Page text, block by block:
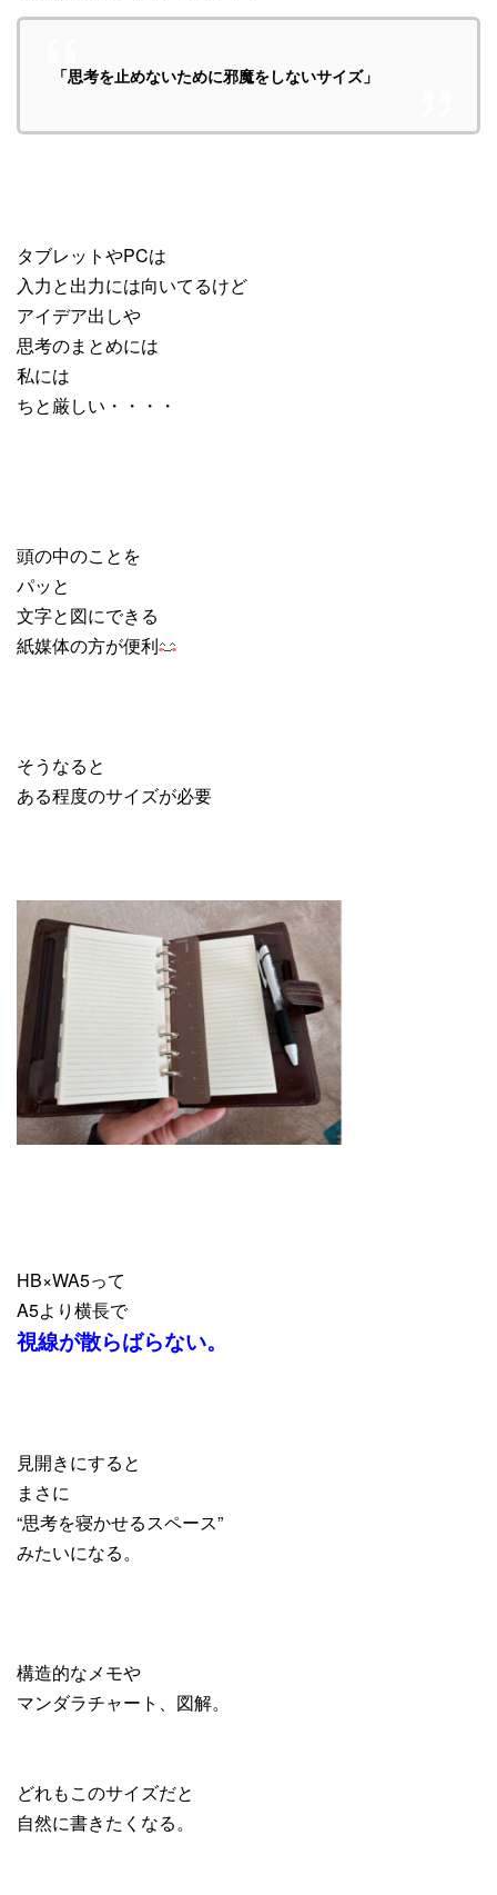
「思考を止めないために邪魔をしないサイズ」
タブレットやPCは
入力と出力には向いてるけど
アイデア出しや
思考のまとめには
私には
ちと厳しい・・・・
頭の中のことを
パッと
文字と図にできる
紙媒体の方が便利
そうなると
ある程度のサイズが必要
HB×WA5って
A5より横長で
視線が散らばらない。
見開きにすると
まさに
“思考を寝かせるスペース”
みたいになる。
構造的なメモや
マンダラチャート、図解。
どれもこのサイズだと
自然に書きたくなる。